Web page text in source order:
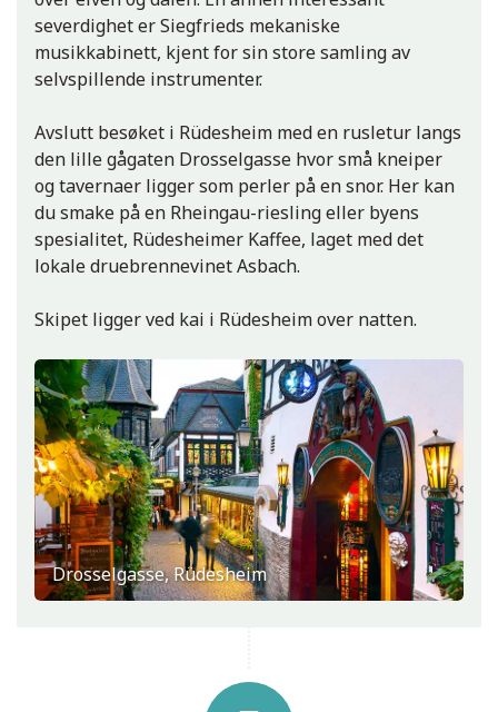
severdighet er Siegfrieds mekaniske
musikkabinett, kjent for sin store samling av
selvspillende instrumenter.
Avslutt besøket i Rüdesheim med en rusletur langs
den lille gågaten Drosselgasse hvor små kneiper
og tavernaer ligger som perler på en snor. Her kan
du smake på en Rheingau-riesling eller byens
spesialitet, Rüdesheimer Kaffee, laget med det
lokale druebrennevinet Asbach.
Skipet ligger ved kai i Rüdesheim over natten.
Drosselgasse, Rüdesheim